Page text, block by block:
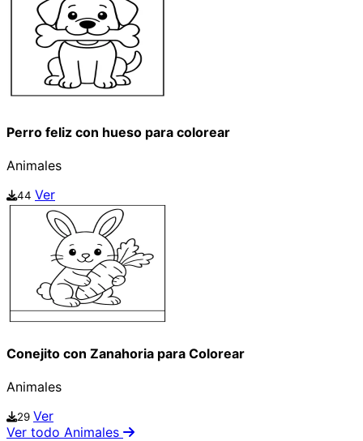
Perro feliz con hueso para colorear
Animales
44 Ver
Conejito con Zanahoria para Colorear
Animales
29 Ver
Ver todo Animales